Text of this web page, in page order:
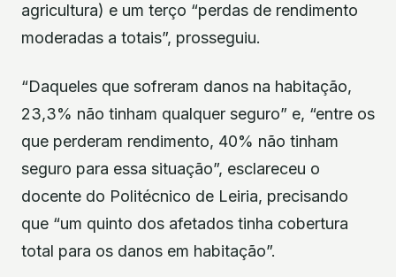
agricultura) e um terço “perdas de rendimento
moderadas a totais”, prosseguiu.
“Daqueles que sofreram danos na habitação,
23,3% não tinham qualquer seguro” e, “entre os
que perderam rendimento, 40% não tinham
seguro para essa situação”, esclareceu o
docente do Politécnico de Leiria, precisando
que “um quinto dos afetados tinha cobertura
total para os danos em habitação”.